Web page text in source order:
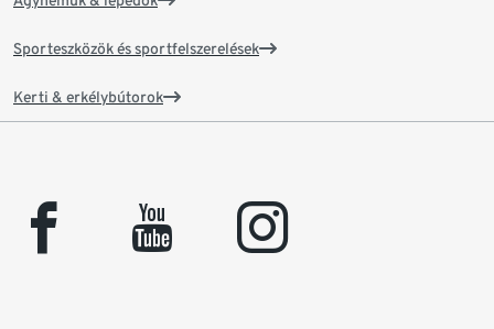
Sporteszközök és sportfelszerelések
Kerti & erkélybútorok
facebook youtube instagram